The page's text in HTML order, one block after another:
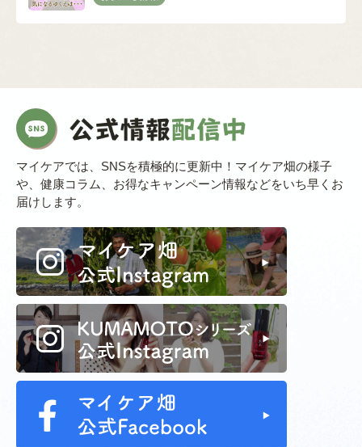
マイケアでは、SNSを積極的に更新中！マイケア畑の様子
や、健康コラム、お得なキャンペーン情報などをいち早くお
届けします。